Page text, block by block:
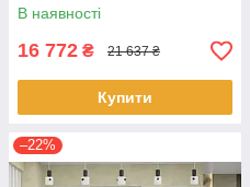
В наявності
16 772 ₴ 21 637 ₴
Купити
–22%